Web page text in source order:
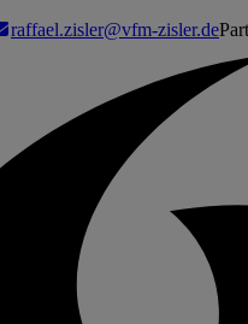
raffael.zisler@vfm-zisler.de